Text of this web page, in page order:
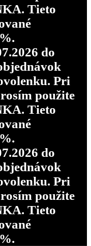
Tieto
do
Pri
použite
Tieto
do
Pri
použite
Tieto